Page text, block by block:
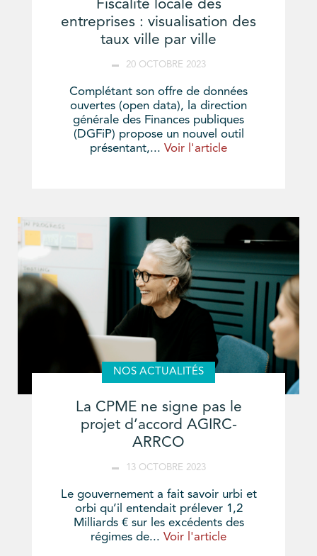
Fiscalité locale des
entreprises : visualisation des
taux ville par ville
20 OCTOBRE 2023
Complétant son offre de données
ouvertes (open data), la direction
générale des Finances publiques
(DGFiP) propose un nouvel outil
présentant,... Voir l'article
NOS ACTUALITÉS
La CPME ne signe pas le
projet d’accord AGIRC-
ARRCO
13 OCTOBRE 2023
Le gouvernement a fait savoir urbi et
orbi qu’il entendait prélever 1,2
Milliards € sur les excédents des
régimes de... Voir l'article